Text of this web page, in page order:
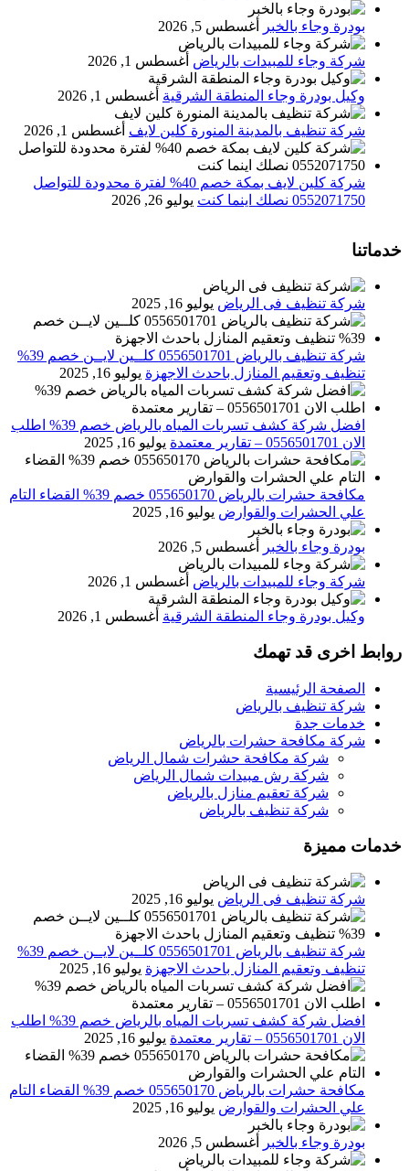
بودرة وجاء بالخبر أغسطس 5, 2026
شركة وجاء للمبيدات بالرياض أغسطس 1, 2026
وكيل بودرة وجاء المنطقة الشرقية أغسطس 1, 2026
شركة تنظيف بالمدينة المنورة كلين لايف أغسطس 1, 2026
شركة كلين لايف بمكة خصم 40% لفترة محدودة للتواصل
0552071750 نصلك اينما كنت
يوليو 26, 2026
خدماتنا
شركة تنظيف فى الرياض يوليو 16, 2025
شركة تنظيف بالرياض 0556501701 كلــين لايــن خصم 39%
تنظيف وتعقيم المنازل باحدث الاجهزة يوليو 16, 2025
افضل شركة كشف تسربات المياه بالرياض خصم 39% اطلب
الان 0556501701‬‏ – تقارير معتمدة
يوليو 16, 2025
مكافحة حشرات بالرياض 055650170 خصم 39% القضاء التام
علي الحشرات والقوارض يوليو 16, 2025
بودرة وجاء بالخبر أغسطس 5, 2026
شركة وجاء للمبيدات بالرياض أغسطس 1, 2026
وكيل بودرة وجاء المنطقة الشرقية أغسطس 1, 2026
روابط اخرى قد تهمك
الصفحة الرئيسية
شركة تنظيف بالرياض
خدمات جدة
شركة مكافحة حشرات بالرياض
شركة مكافحة حشرات شمال الرياض
شركة رش مبيدات شمال الرياض
شركة تعقيم منازل بالرياض
شركة تنظيف بالرياض
خدمات مميزة
شركة تنظيف فى الرياض يوليو 16, 2025
شركة تنظيف بالرياض 0556501701 كلــين لايــن خصم 39%
تنظيف وتعقيم المنازل باحدث الاجهزة يوليو 16, 2025
افضل شركة كشف تسربات المياه بالرياض خصم 39% اطلب
الان 0556501701‬‏ – تقارير معتمدة
يوليو 16, 2025
مكافحة حشرات بالرياض 055650170 خصم 39% القضاء التام
علي الحشرات والقوارض يوليو 16, 2025
بودرة وجاء بالخبر أغسطس 5, 2026